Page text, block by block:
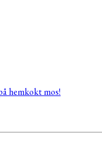
hemkokt mos!